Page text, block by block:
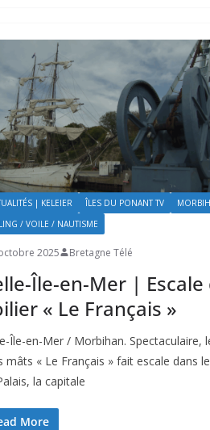
| KELEIER ÎLES DU PONANT TV
/ VOILE / NAUTISME
2025 Bretagne Télé
Île-en-Mer | Escale
« Le Français »
Île-en-Mer / Morbihan. Spectaculaire,
mâts « Le Français » fait escale dans
la capitale
More